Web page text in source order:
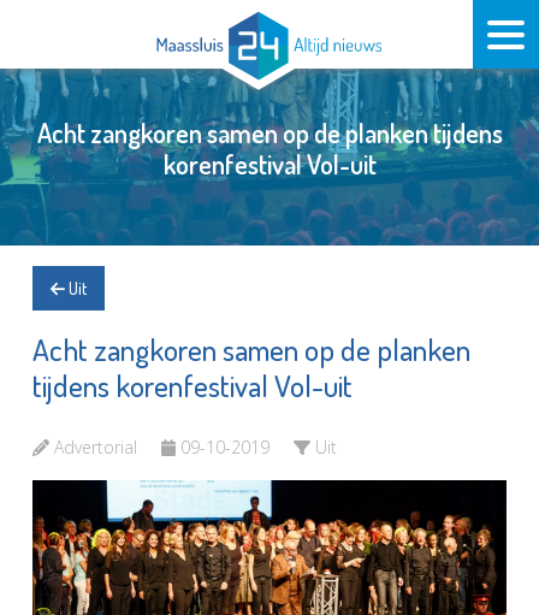
Acht zangkoren samen op de planken tijdens
korenfestival Vol-uit
Uit
Acht zangkoren samen op de planken
tijdens korenfestival Vol-uit
Advertorial 09-10-2019 Uit